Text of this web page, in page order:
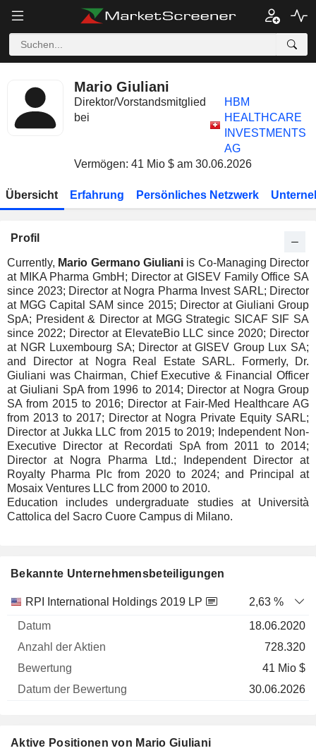
Mario Giuliani
Direktor/Vorstandsmitglied
bei
HBM
HEALTHCARE
INVESTMENTS
AG
Vermögen: 41 Mio $ am 30.06.2026
Übersicht Erfahrung Persönliches Netzwerk
Profil
Currently, Mario Germano Giuliani is Co-Managing Director
at MIKA Pharma GmbH; Director at GISEV Family Office SA
since 2023; Director at Nogra Pharma Invest SARL; Director
at MGG Capital SAM since 2015; Director at Giuliani Group
SpA; President & Director at MGG Strategic SICAF SIF SA
since 2022; Director at ElevateBio LLC since 2020; Director
at NGR Luxembourg SA; Director at GISEV Group Lux SA;
and Director at Nogra Real Estate SARL. Formerly, Dr.
Giuliani was Chairman, Chief Executive & Financial Officer
at Giuliani SpA from 1996 to 2014; Director at Nogra Group
SA from 2015 to 2016; Director at Fair-Med Healthcare AG
from 2013 to 2017; Director at Nogra Private Equity SARL;
Director at Jukka LLC from 2015 to 2019; Independent Non-
Executive Director at Recordati SpA from 2011 to 2014;
Director at Nogra Pharma Ltd.; Independent Director at
Royalty Pharma Plc from 2020 to 2024; and Principal at
Mosaix Ventures LLC from 2000 to 2010.
Education includes undergraduate studies at Università
Cattolica del Sacro Cuore Campus di Milano.
Bekannte Unternehmensbeteiligungen
Unternehmen
Anzahl
Bewertung
RPI International Holdings 2019 LP
2,63 %
18.06.2020
728.320
41 Mio $
30.06.2026
Aktive Positionen von Mario Giuliani